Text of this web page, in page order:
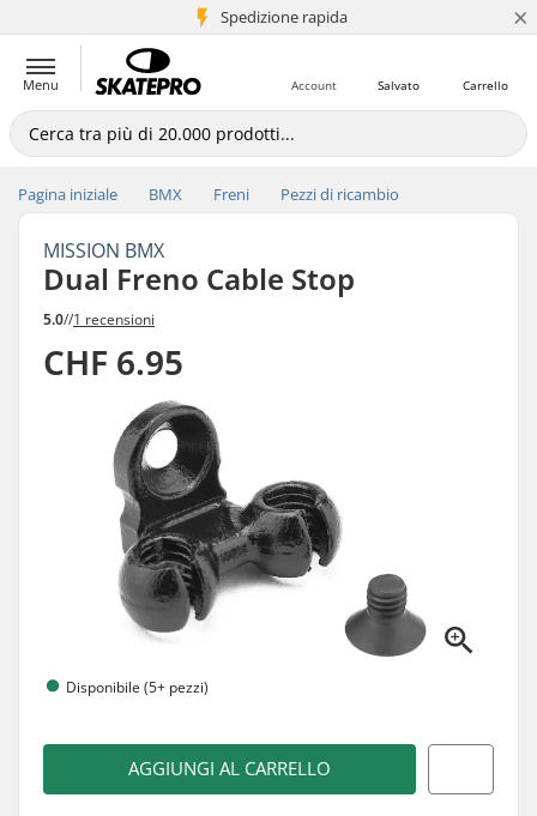
Spedizione rapida
+5 mln di clienti ×
Menu Carrello
Salvato
Account
Pagina iniziale BMX Freni Pezzi di ricambio
MISSION BMX
Dual Freno Cable Stop
5.0//1 recensioni
CHF 6.95
Disponibile (5+ pezzi)
AGGIUNGI AL CARRELLO